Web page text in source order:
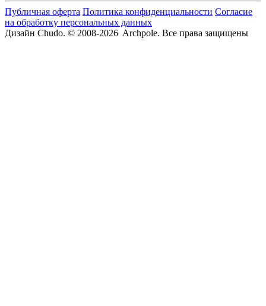
Публичная оферта Политика конфиденциальности Согласие
на обработку персональных данных
Дизайн Chudo. © 2008-2026 Archpole. Все права защищены